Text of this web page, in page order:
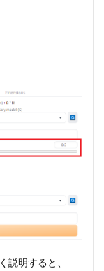
説明すると、